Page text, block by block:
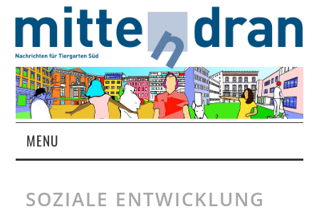
MENU
MAGAZIN
SOZIALE ENTWICKLUNG